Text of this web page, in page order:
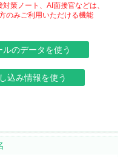
策ノート、AI面接官などは、
のみご利用いただける機能
のデータを使う
込み情報を使う